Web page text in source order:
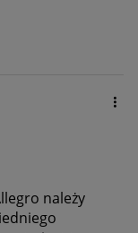
należy